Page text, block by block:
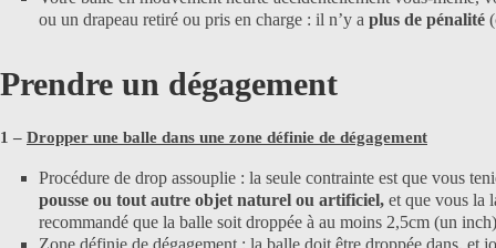
ou un drapeau retiré ou pris en charge : il n’y a plus de pénalité
Prendre un dégagement
1 – Dropper une balle dans une zone définie de dégagement
Procédure de drop assouplie : la seule contrainte est que vous
pousse ou tout autre objet naturel ou artificiel, et que vous la
recommandé que la balle soit droppée à au moins 2,5cm (un
Zone définie de dégagement : la balle doit être droppée dans, et